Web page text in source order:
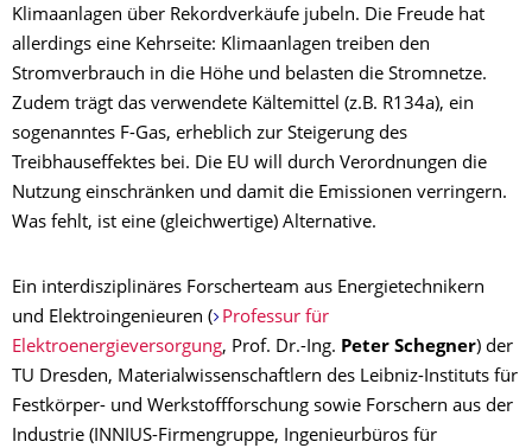
Klimaanlagen über Rekordverkäufe jubeln. Die Freude hat
allerdings eine Kehrseite: Klimaanlagen treiben den
Stromverbrauch in die Höhe und belasten die Stromnetze.
Zudem trägt das verwendete Kältemittel (z.B. R134a), ein
sogenanntes F-Gas, erheblich zur Steigerung des
Treibhauseffektes bei. Die EU will durch Verordnungen die
Nutzung einschränken und damit die Emissionen verringern.
Was fehlt, ist eine (gleichwertige) Alternative.
Ein interdisziplinäres Forscherteam aus Energietechnikern
und Elektroingenieuren ( Professur für
Elektroenergieversorgung, Prof. Dr.-Ing. Peter Schegner) der
TU Dresden, Materialwissenschaftlern des Leibniz-Instituts für
Festkörper- und Werkstoffforschung sowie Forschern aus der
Industrie (INNIUS-Firmengruppe, Ingenieurbüros für